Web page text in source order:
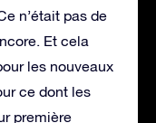
n’était pas de
Et cela
les nouveaux
ce dont les
première